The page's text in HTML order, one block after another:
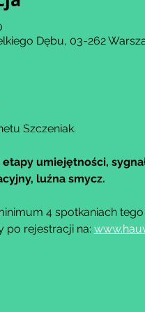
Dębu, 03-262
Szczeniak.
umiejętności,
luźna smycz.
4 spotkaniach
po rejestracji na: